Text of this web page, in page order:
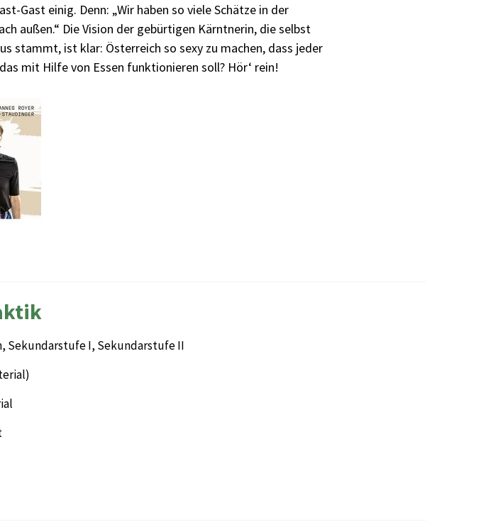
Gast einig. Denn: „Wir haben so viele Schätze in der
außen.“ Die Vision der gebürtigen Kärntnerin, die selbst
stammt, ist klar: Österreich so sexy zu machen, dass jeder
mit Hilfe von Essen funktionieren soll? Hör‘ rein!
Sekundarstufe I, Sekundarstufe II